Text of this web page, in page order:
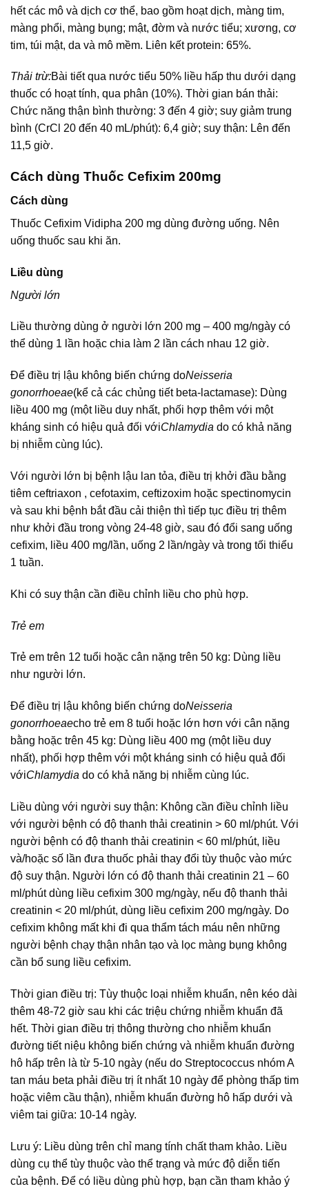
hết các mô và dịch cơ thể, bao gồm hoạt dịch, màng tim,
màng phổi, màng bụng; mật, đờm và nước tiểu; xương, cơ
tim, túi mật, da và mô mềm. Liên kết protein: 65%.
Thải trừ:Bài tiết qua nước tiểu 50% liều hấp thu dưới dạng
thuốc có hoạt tính, qua phân (10%). Thời gian bán thải:
Chức năng thận bình thường: 3 đến 4 giờ; suy giảm trung
bình (CrCl 20 đến 40 mL/phút): 6,4 giờ; suy thận: Lên đến
11,5 giờ.
Cách dùng Thuốc Cefixim 200mg
Cách dùng
Thuốc Cefixim Vidipha 200 mg dùng đường uống. Nên
uống thuốc sau khi ăn.
Liều dùng
Người lớn
Liều thường dùng ở người lớn 200 mg – 400 mg/ngày có
thể dùng 1 lần hoặc chia làm 2 lần cách nhau 12 giờ.
Để điều trị lậu không biến chứng doNeisseria
gonorrhoeae(kể cả các chủng tiết beta-lactamase): Dùng
liều 400 mg (một liều duy nhất, phối hợp thêm với một
kháng sinh có hiệu quả đối vớiChlamydia do có khả năng
bị nhiễm cùng lúc).
Với người lớn bị bệnh lậu lan tỏa, điều trị khởi đầu bằng
tiêm ceftriaxon , cefotaxim, ceftizoxim hoặc spectinomycin
và sau khi bệnh bắt đầu cải thiện thì tiếp tục điều trị thêm
như khởi đầu trong vòng 24-48 giờ, sau đó đổi sang uống
cefixim, liều 400 mg/lần, uống 2 lần/ngày và trong tối thiểu
1 tuần.
Khi có suy thận cần điều chỉnh liều cho phù hợp.
Trẻ em
Trẻ em trên 12 tuổi hoặc cân nặng trên 50 kg: Dùng liều
như người lớn.
Để điều trị lậu không biến chứng doNeisseria
gonorrhoeaecho trẻ em 8 tuổi hoặc lớn hơn với cân nặng
bằng hoặc trên 45 kg: Dùng liều 400 mg (một liều duy
nhất), phối hợp thêm với một kháng sinh có hiệu quả đối
vớiChlamydia do có khả năng bị nhiễm cùng lúc.
Liều dùng với người suy thận: Không cần điều chỉnh liều
với người bệnh có độ thanh thải creatinin > 60 ml/phút. Với
người bệnh có độ thanh thải creatinin < 60 ml/phút, liều
và/hoặc số lần đưa thuốc phải thay đổi tùy thuộc vào mức
độ suy thận. Người lớn có độ thanh thải creatinin 21 – 60
ml/phút dùng liều cefixim 300 mg/ngày, nếu độ thanh thải
creatinin < 20 ml/phút, dùng liều cefixim 200 mg/ngày. Do
cefixim không mất khi đi qua thẩm tách máu nên những
người bệnh chạy thận nhân tạo và lọc màng bụng không
cần bổ sung liều cefixim.
Thời gian điều trị: Tùy thuộc loại nhiễm khuẩn, nên kéo dài
thêm 48-72 giờ sau khi các triệu chứng nhiễm khuẩn đã
hết. Thời gian điều trị thông thường cho nhiễm khuẩn
đường tiết niệu không biến chứng và nhiễm khuẩn đường
hô hấp trên là từ 5-10 ngày (nếu do Streptococcus nhóm A
tan máu beta phải điều trị ít nhất 10 ngày để phòng thấp tim
hoặc viêm cầu thận), nhiễm khuẩn đường hô hấp dưới và
viêm tai giữa: 10-14 ngày.
Lưu ý: Liều dùng trên chỉ mang tính chất tham khảo. Liều
dùng cụ thể tùy thuộc vào thể trạng và mức độ diễn tiến
của bệnh. Để có liều dùng phù hợp, bạn cần tham khảo ý